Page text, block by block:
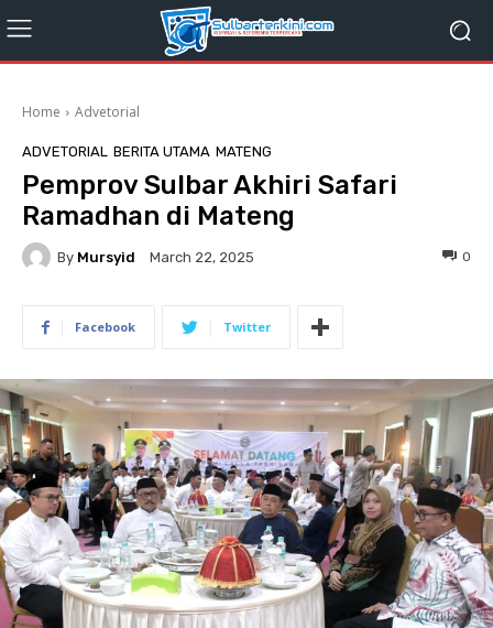
Home Advetorial
ADVETORIAL BERITA UTAMA MATENG
Pemprov Sulbar Akhiri Safari
Ramadhan di Mateng
By Mursyid March 22, 2025 0
Facebook Twitter